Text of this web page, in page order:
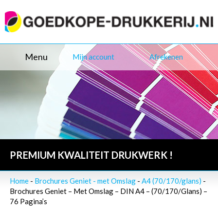
Menu Mijn account Afrekenen
PREMIUM KWALITEIT DRUKWERK !
Home - Brochures Geniet - met Omslag - A4 (70/170/glans) -
Brochures Geniet – Met Omslag – DIN A4 – (70/170/Glans) –
76 Pagina’s